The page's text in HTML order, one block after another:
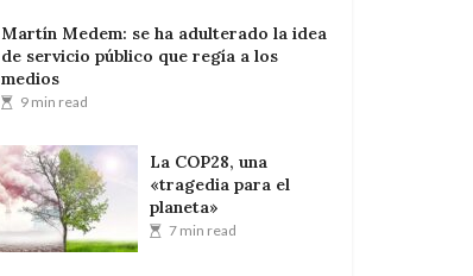
Martín Medem: se ha adulterado la idea
de servicio público que regía a los
medios
9 min read
La COP28, una
«tragedia para el
planeta»
7 min read